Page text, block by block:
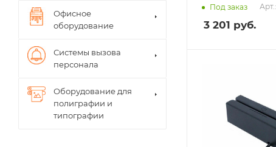
Под заказ
3 201 руб.
Офисное
оборудование
Системы вызова
персонала
Оборудование для
полиграфии и
типографии